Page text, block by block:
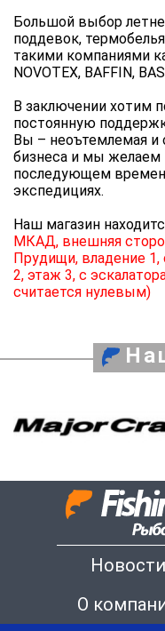
Большой выбор
поддевок,
такими компаниями
NOVOTEX, BAFFIN,
В заключении хотим
постоянную
Вы – неоътемлемая и
бизнеса и мы желаем
последующем
экспедициях.
Наш магазин
МКАД, внешняя
Прудищи, владение
2, этаж 3, с
считается нулевым)
Новости
О